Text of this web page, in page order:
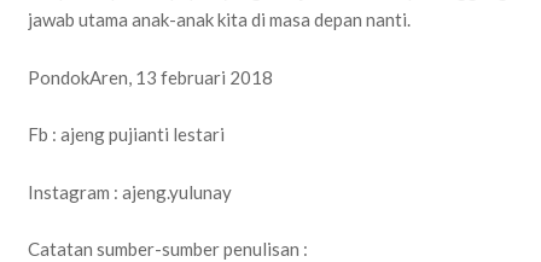
jawab utama anak-anak kita di masa depan nanti.
PondokAren, 13 februari 2018
Fb : ajeng pujianti lestari
Instagram : ajeng.yulunay
Catatan sumber-sumber penulisan :